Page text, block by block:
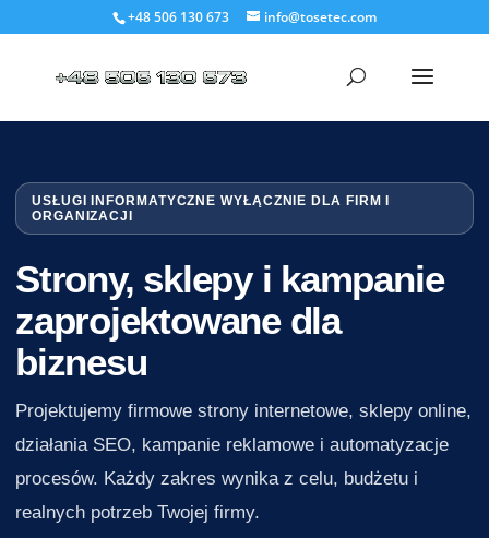
+48 506 130 673 info@tosetec.com
USŁUGI INFORMATYCZNE WYŁĄCZNIE DLA FIRM I
ORGANIZACJI
Strony, sklepy i kampanie
zaprojektowane dla
biznesu
Projektujemy firmowe strony internetowe, sklepy online,
działania SEO, kampanie reklamowe i automatyzacje
procesów. Każdy zakres wynika z celu, budżetu i
realnych potrzeb Twojej firmy.